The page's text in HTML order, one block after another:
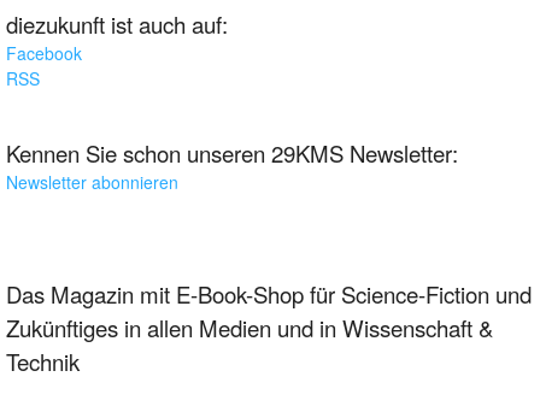
diezukunft ist auch auf:
Facebook
RSS
Kennen Sie schon unseren 29KMS Newsletter:
Newsletter abonnieren
Das Magazin mit E-Book-Shop für Science-Fiction und
Zukünftiges in allen Medien und in Wissenschaft &
Technik